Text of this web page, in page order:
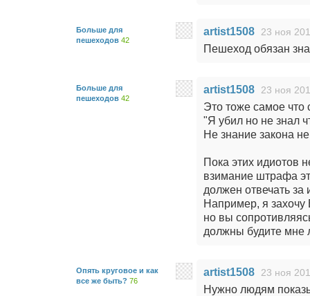
Больше для
пешеходов 42
artist1508 23 ноя
Пешеход обязан
Больше для
пешеходов 42
artist1508 23 ноя
Это тоже самое что
"Я убил но не знал
Не знание закона
Пока этих идиотов
взимание штрафа
должен отвечать за
Например, я захочу
но вы
должны будите мне
Опять круговое и как
все же быть? 76
artist1508 23 ноя
Нужно людям